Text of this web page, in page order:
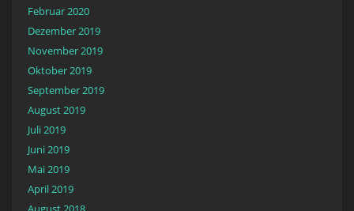
Februar 2020
Dezember 2019
November 2019
Oktober 2019
September 2019
August 2019
Juli 2019
Juni 2019
Mai 2019
April 2019